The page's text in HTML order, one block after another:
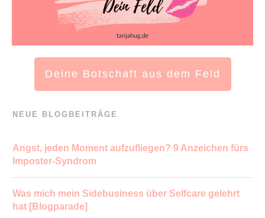
Deine Botschaft aus dem Feld
NEUE BLOGBEITRÄGE
Angst, jeden Moment aufzufliegen? 9 Anzeichen fürs
Imposter-Syndrom
Was mich mein Sidebusiness über Selfcare gelehrt
hat [Blogparade]